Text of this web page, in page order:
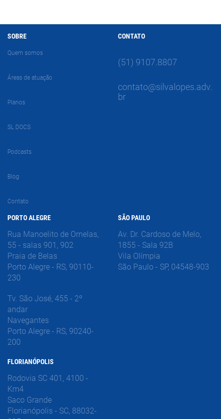
SOBRE
Quem somos
Áreas de atuação
Planos
SL DOCS
Podcasts
Blog
Contato
CONTATO
(51) 9107.8807
contato@silvalopes.adv.
br
PORTO ALEGRE
Rua Manoelito de Ornelas,
55 - salas 901, 902
Praia de Belas
Porto Alegre - RS, 90110-
230
Tv. São José, 455 - 2º
andar
Navegantes
Porto Alegre - RS, 90240-
200
FLORIANÓPOLIS
Rodovia SC 401, 4100 -
Km4
Saco Grande
Florianópolis - SC, 88032-
SÃO PAULO
Av. Dr. Cardoso de Melo,
1855 - Sala 92B
Vila Olímpia
São Paulo - SP, 04548-903